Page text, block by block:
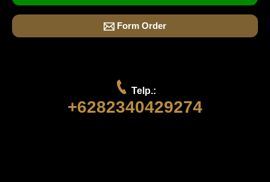
Form Order
Telp.:
+6282340429274